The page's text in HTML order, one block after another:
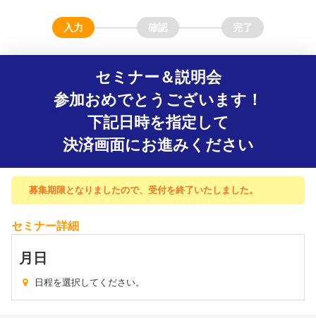
セミナー＆説明会
参加おめでとうございます！
下記日時を指定して
決済画面にお進みください
募集期限となりましたので、受付を終了いたしました。
セミナー詳細
月 日
日程を選択してください。